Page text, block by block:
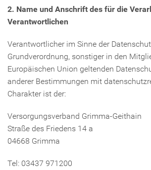
2. Name und Anschrift des für die
Verantwortlichen
Verantwortlicher im Sinne der
Grundverordnung, sonstiger in den
Europäischen Union geltenden
anderer Bestimmungen mit
Charakter ist der:
Versorgungsverband Grimma-Geithain
Straße des Friedens 14 a
04668 Grimma
Tel: 03437 971200